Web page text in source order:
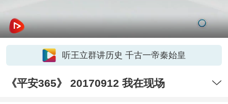
听王立群讲历史 千古一帝秦始皇
《平安365》 20170912 我在现场